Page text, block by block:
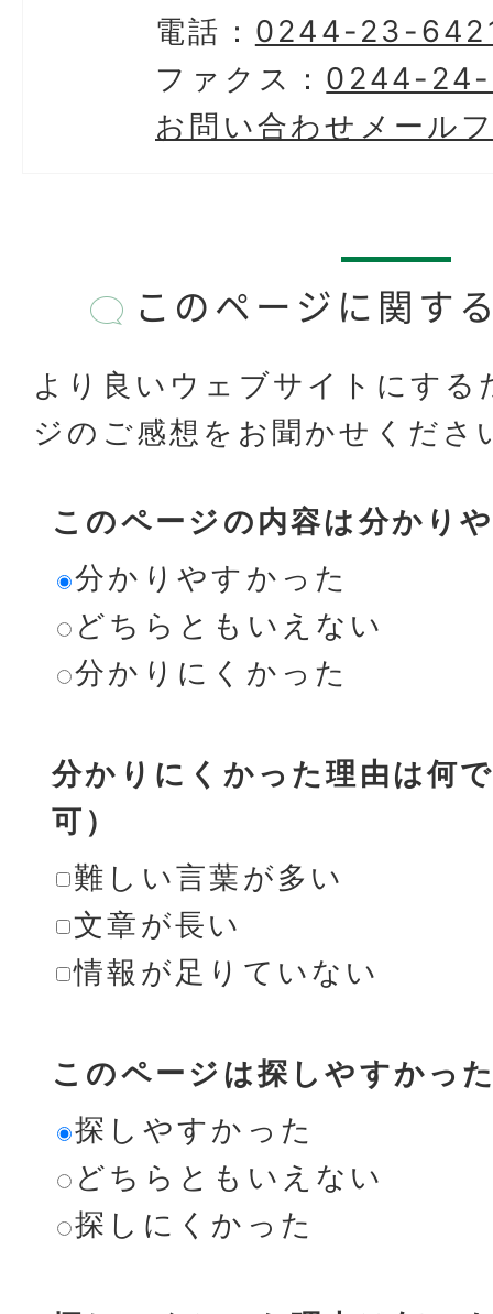
電話： 0244-23-
ファクス： 0244-
お問い合わせメール
このページに関す
より良いウェブサイトにする
ジのご感想をお聞かせくださ
このページの内容は分かり
分かりやすかった
どちらともいえない
分かりにくかった
分かりにくかった理由は何
可）
難しい言葉が多い
文章が長い
情報が足りていない
このページは探しやすかっ
探しやすかった
どちらともいえない
探しにくかった